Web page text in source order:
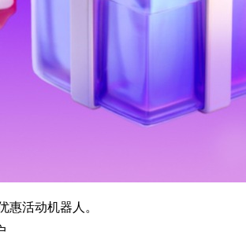
惠活动机器人。